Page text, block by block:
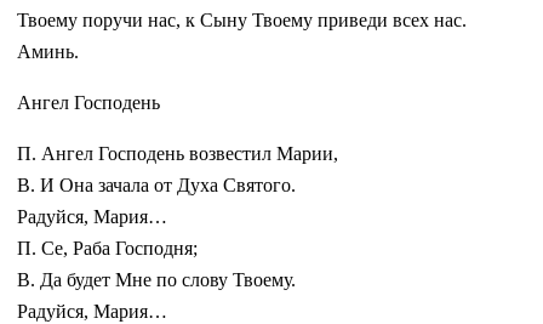
Твоему поручи нас, к Сыну Твоему приведи всех нас.
Аминь.
Ангел Господень
П. Ангел Господень возвестил Марии,
В. И Она зачала от Духа Святого.
Радуйся, Мария…
П. Се, Раба Господня;
В. Да будет Мне по слову Твоему.
Радуйся, Мария…